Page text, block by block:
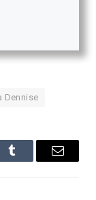
Dennise
Tumblr Email